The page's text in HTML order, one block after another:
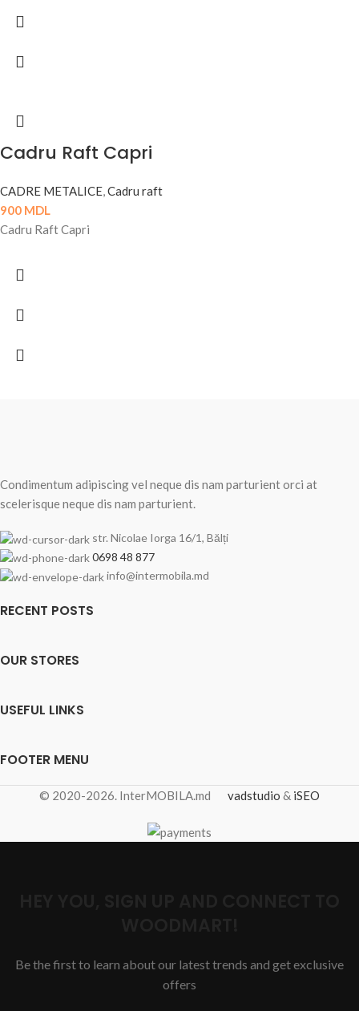
Cadru Raft Capri
CADRE METALICE,Cadru raft
900 MDL
Cadru Raft Capri
Condimentum adipiscing vel neque dis nam parturient orci at
scelerisque neque dis nam parturient.
str. Nicolae Iorga 16/1, Bălți
0698 48 877
info@intermobila.md
RECENT POSTS
OUR STORES
USEFUL LINKS
FOOTER MENU
© 2020-2026. InterMOBILA.md vadstudio & iSEO
Be the first to learn about our latest trends and get exclusive
offers